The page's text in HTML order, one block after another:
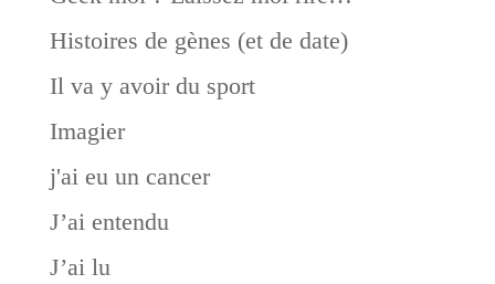
Histoires de gènes (et de date)
Il va y avoir du sport
Imagier
j'ai eu un cancer
J’ai entendu
J’ai lu